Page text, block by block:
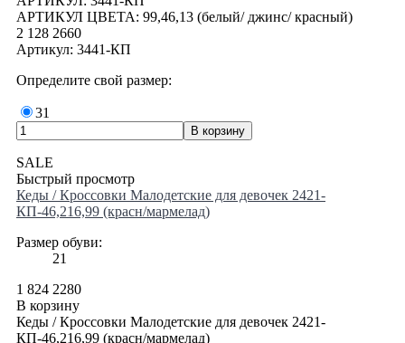
АРТИКУЛ ЦВЕТА: 99,46,13 (белый/ джинс/ красный)
2 128 2660
Артикул: 3441-КП
Определите свой размер:
31
SALE
Быстрый просмотр
Кеды / Кроссовки Малодетские для девочек 2421-
КП-46,216,99 (красн/мармелад)
Размер обуви:
21
1 824 2280
В корзину
Кеды / Кроссовки Малодетские для девочек 2421-
КП-46,216,99 (красн/мармелад)